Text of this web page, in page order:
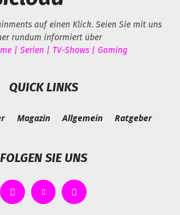
auf einen Klick. Seien Sie mit uns
rundum informiert über
| Serien | TV-Shows | Gaming
QUICK LINKS
Magazin Allgemein Ratgeber
FOLGEN SIE UNS